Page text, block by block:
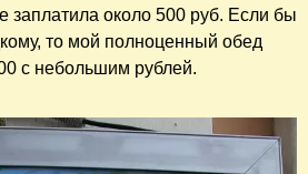
заплатила около 500 руб. Если бы
то мой полноценный обед
с небольшим рублей.